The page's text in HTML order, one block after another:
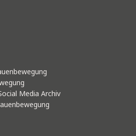
Media Archiv